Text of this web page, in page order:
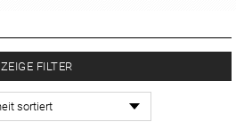
ZEIGE FILTER